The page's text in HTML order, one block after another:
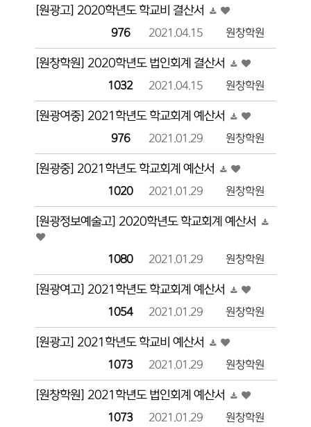
[원광고] 2020학년도 학교비 결산서
원창학원
2021.04.15
976
[원창학원] 2020학년도 법인회계 결산서
원창학원
2021.04.15
1032
[원광여중] 2021학년도 학교회계 예산서
원창학원
2021.01.29
976
[원광중] 2021학년도 학교회계 예산서
원창학원
2021.01.29
1020
[원광정보예술고] 2020학년도 학교회계 예산서
원창학원
2021.01.29
1080
[원광여고] 2021학년도 학교회계 예산서
원창학원
2021.01.29
1054
[원광고] 2021학년도 학교비 예산서
원창학원
2021.01.29
1073
[원창학원] 2021학년도 법인회계 예산서
원창학원
2021.01.29
1073